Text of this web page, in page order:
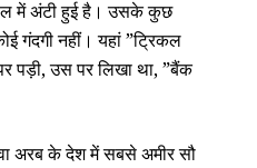
में अंटी हुई है। उसके कुछ
गंदगी नहीं। यहां ”ट्रिकल
पड़ी, उस पर लिखा था, ”बैंक
अरब के देश में सबसे अमीर सौ